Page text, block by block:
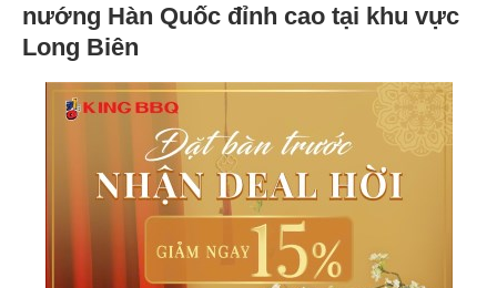
nướng Hàn Quốc đỉnh cao tại khu vực
Long Biên